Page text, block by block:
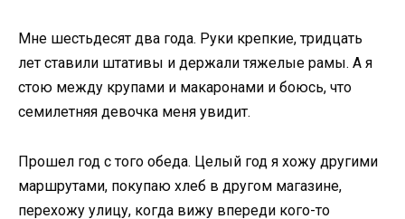
Мне шестьдесят два года. Руки крепкие, тридцать
лет ставили штативы и держали тяжелые рамы. А я
стою между крупами и макаронами и боюсь, что
семилетняя девочка меня увидит.
Прошел год с того обеда. Целый год я хожу другими
маршрутами, покупаю хлеб в другом магазине,
перехожу улицу, когда вижу впереди кого-то